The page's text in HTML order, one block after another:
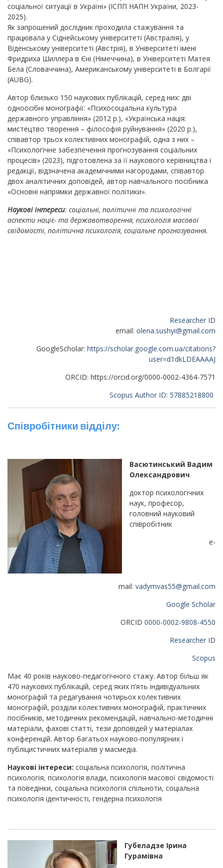
соціальної ситуації в Україні» (ІСПП НАПН України, 2023-
2025).
Як запрошений дослідник проходила стажування та
працювала у Сіднейському університеті (Австралія), у
Віденському університеті (Австрія), в Університеті імені
Фридриха Шиллера в Єні (Німеччина), в Університеті Матея
Бела (Словаччина), Американському університеті в Болгарії
(AUBG).
Автор близько 150 наукових публікацій, серед них: дві
одноосібні монографії: «Психосоціальна культура
державного управління» (2012 р.), «Українська нація:
мистецтво творення – філософія руйнування» (2020 р.),
співавтор трьох колективних монографій, одна з них –
«Психологічне забезпечення прогнозування соціальних
процесів» (2023), підготовлена за її наукового керівництва і
редакції, відзначена академічними нагородами, співавтор
двох аналітичних доповідей, автор навчального посібника
«Основні напрямки державної політики».
Наукові інтереси: соціальні, політичні та психологічні
аспекти націє- та державотворення, психологія масової
свідомості, політична психологія, соціальне прогнозування.
Researcher ID
email: olena.sushyi@gmail.com
GoogleScholar: https://scholar.google.com.ua/citations?
user=d1dkLDEAAAAJ
ORCID: https://orcid.org/0000-0002-4364-7571
Scopus Author ID: 57885218800
Співробітники відділу:
Васютинський Вадим
Олександрович
доктор психологічних
наук, професор,
головний науковий
співробітник
e-
mail: vadymvas55@gmail.com
Google Scholar
ORCID 0000-0002-9808-4550
Researcher ID
Scopus
Має 40 років науково-педагогічного стажу. Автор більш як
470 наукових публікацій, серед яких п’ять індивідуальних
монографій та редагування чотирьох колективних
монографій, розділи колективних монографій, практичних
посібників, методичних рекомендацій, навчально-методичні
матеріали, фахові статті, тези доповідей у матеріалах
конференцій. Автор багатьох науково-популярних і
публіцистичних матеріалів у масмедіа.
Наукові інтереси: соціальна психологія, політична
психологія, психологія влади, психологія масової свідомості
та поведінки, соціальна психологія спільноти, соціальна
психологія ідентичності, гендерна психологія
Губеладзе Ірина
Гурамівна